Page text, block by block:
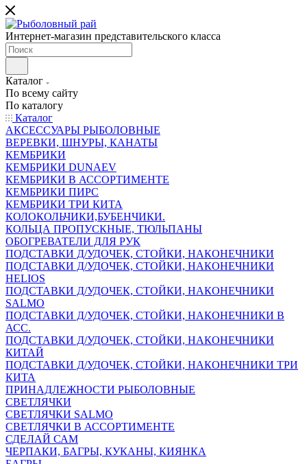
Интернет-магазин представительского класса
Каталог
По всему сайту
По каталогу
Каталог
АКСЕССУАРЫ РЫБОЛОВНЫЕ
ВЕРЕВКИ, ШНУРЫ, КАНАТЫ
КЕМБРИКИ
КЕМБРИКИ DUNAEV
КЕМБРИКИ В АССОРТИМЕНТЕ
КЕМБРИКИ ПИРС
КЕМБРИКИ ТРИ КИТА
КОЛОКОЛЬЧИКИ,БУБЕНЧИКИ.
КОЛЬЦА ПРОПУСКНЫЕ, ТЮЛЬПАНЫ
ОБОГРЕВАТЕЛИ ДЛЯ РУК
ПОДСТАВКИ Д/УДОЧЕК, СТОЙКИ, НАКОНЕЧНИКИ
ПОДСТАВКИ Д/УДОЧЕК, СТОЙКИ, НАКОНЕЧНИКИ
HELIOS
ПОДСТАВКИ Д/УДОЧЕК, СТОЙКИ, НАКОНЕЧНИКИ
SALMO
ПОДСТАВКИ Д/УДОЧЕК, СТОЙКИ, НАКОНЕЧНИКИ В
АСС.
ПОДСТАВКИ Д/УДОЧЕК, СТОЙКИ, НАКОНЕЧНИКИ
КИТАЙ
ПОДСТАВКИ Д/УДОЧЕК, СТОЙКИ, НАКОНЕЧНИКИ ТРИ
КИТА
ПРИНАДЛЕЖНОСТИ РЫБОЛОВНЫЕ
СВЕТЛЯЧКИ
СВЕТЛЯЧКИ SALMO
СВЕТЛЯЧКИ В АССОРТИМЕНТЕ
СДЕЛАЙ САМ
ЧЕРПАКИ, БАГРЫ, КУКАНЫ, КИЯНКА